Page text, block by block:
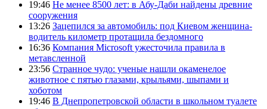
19:46 Не менее 8500 лет: в Абу-Даби найдены древние
сооружения
13:26 Зацепился за автомобиль: под Киевом женщина-
водитель километр протащила бездомного
16:36 Компания Microsoft ужесточила правила в
метавсленной
23:56 Странное чудо: ученые нашли окаменелое
животное с пятью глазами, крыльями, шыпами и
хоботом
19:46 В Днепропетровской области в школьном туалете